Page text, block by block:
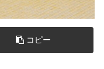
コピー